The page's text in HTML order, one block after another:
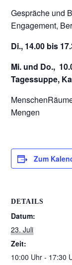
Gespräche und
Engagement,
Di., 14.00 bis
Mi. und Do.,
Tagessuppe,
Mengen
Zum
DETAILS
Datum:
23. Juli
Zeit:
10:00 Uhr - 17:30